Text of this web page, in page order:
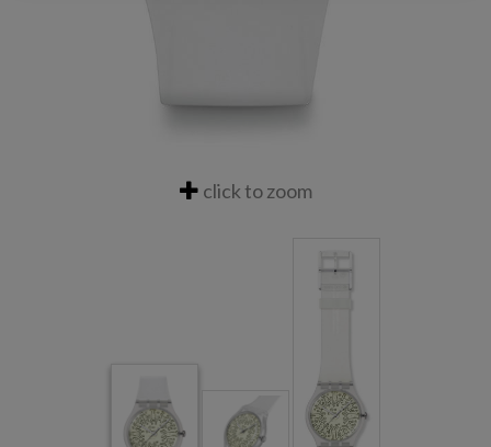
click to zoom